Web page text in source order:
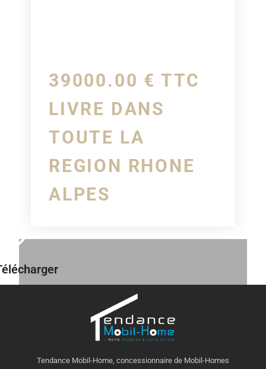
39000.00 € TTC
LIVRE DANS
TOUTE LA
REGION RHONE
ALPES
Tendance Mobil-Home, concessionnaire de Mobil-Homes